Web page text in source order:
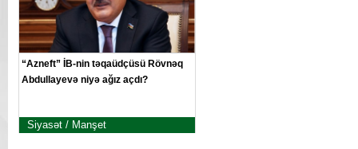
“Azneft” İB-nin təqaüdçüsü Rövnəq
Abdullayevə niyə ağız açdı?
Siyasət / Manşet